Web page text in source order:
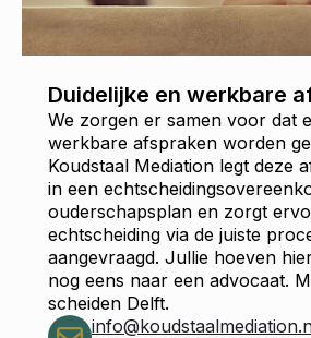
Duidelijke en werkbare
We zorgen er samen voor dat
werkbare afspraken worden
Koudstaal Mediation legt deze
in een
ouderschapsplan en zorgt
echtscheiding via de juiste
aangevraagd. Jullie hoeven
nog eens naar een advocaat.
scheiden Delft.